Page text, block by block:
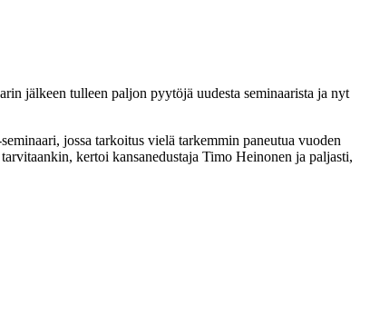
jälkeen tulleen paljon pyytöjä uudesta seminaarista ja nyt
jossa tarkoitus vielä tarkemmin paneutua vuoden
kertoi kansanedustaja Timo Heinonen ja paljasti,